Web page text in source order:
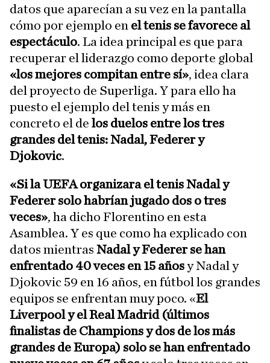
datos que aparecían a su vez en la pantalla
cómo por ejemplo en el tenis se favorece al
espectáculo. La idea principal es que para
recuperar el liderazgo como deporte global
«los mejores compitan entre sí», idea clara
del proyecto de Superliga. Y para ello ha
puesto el ejemplo del tenis y más en
concreto el de los duelos entre los tres
grandes del tenis: Nadal, Federer y
Djokovic.
«Si la UEFA organizara el tenis Nadal y
Federer solo habrían jugado dos o tres
veces», ha dicho Florentino en esta
Asamblea. Y es que como ha explicado con
datos mientras Nadal y Federer se han
enfrentado 40 veces en 15 añosy Nadal y
Djokovic 59 en 16 años, en fútbol los grandes
equipos se enfrentan muy poco. «El
Liverpool y el Real Madrid (últimos
finalistas de Champions y dos de los más
grandes de Europa) solo se han enfrentado